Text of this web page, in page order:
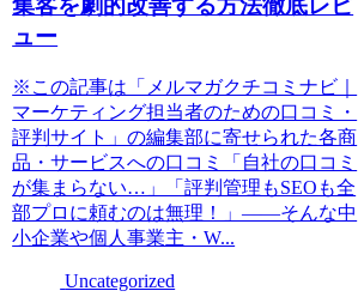
集客を劇的改善する方法徹底レビ
ュー
※この記事は「メルマガクチコミナビ｜
マーケティング担当者のための口コミ・
評判サイト」の編集部に寄せられた各商
品・サービスへの口コミ「自社の口コミ
が集まらない…」「評判管理もSEOも全
部プロに頼むのは無理！」――そんな中
小企業や個人事業主・W...
Uncategorized